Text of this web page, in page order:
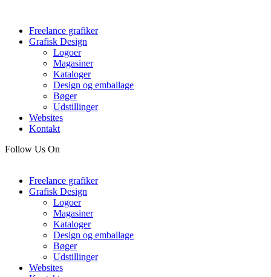
Freelance grafiker
Grafisk Design
Logoer
Magasiner
Kataloger
Design og emballage
Bøger
Udstillinger
Websites
Kontakt
Follow Us On
Freelance grafiker
Grafisk Design
Logoer
Magasiner
Kataloger
Design og emballage
Bøger
Udstillinger
Websites